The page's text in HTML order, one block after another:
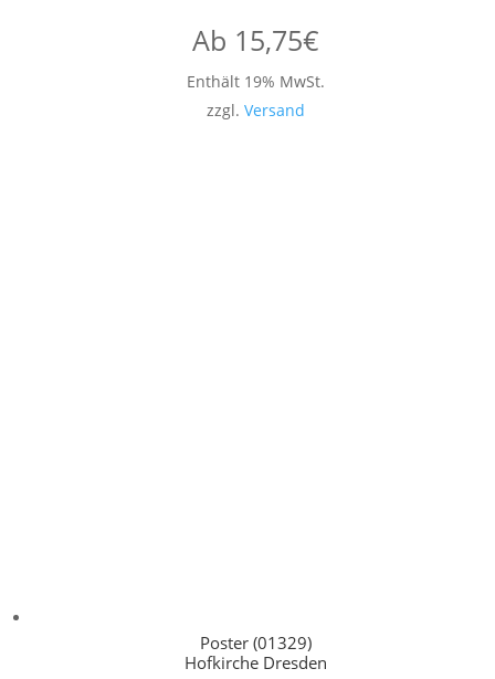
Ab 15,75€
Enthält 19% MwSt.
zzgl. Versand
Poster (01329)
Hofkirche Dresden